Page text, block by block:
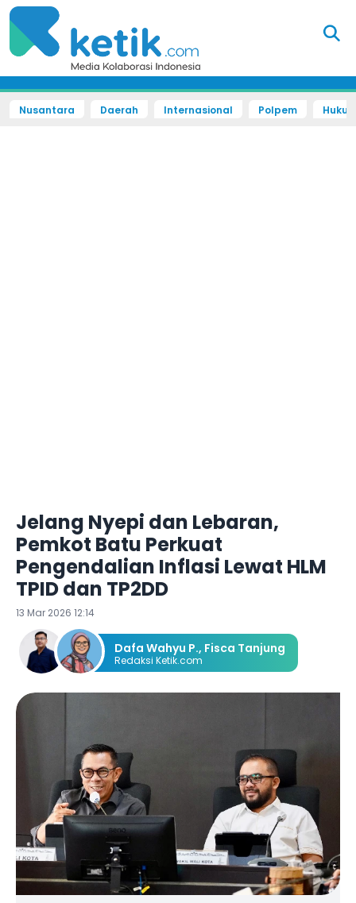
Nusantara Daerah Internasional Polpem
Jelang Nyepi dan Lebaran,
Pemkot Batu Perkuat
Pengendalian Inflasi Lewat HLM
TPID dan TP2DD
13 Mar 2026 12:14
Dafa Wahyu P., Fisca Tanjung
Redaksi Ketik.com